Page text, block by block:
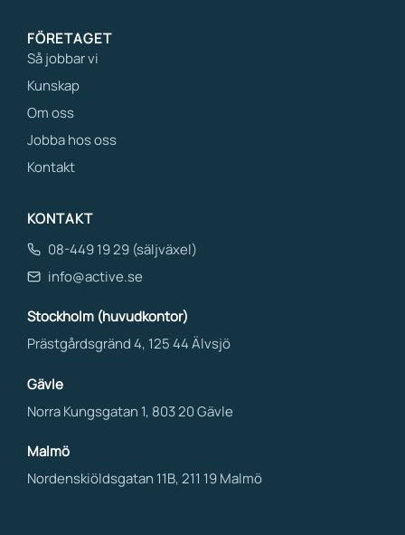
FÖRETAGET
Så jobbar vi
Kunskap
Om oss
Jobba hos oss
Kontakt
KONTAKT
08-449 19 29 (säljväxel)
info@active.se
Stockholm (huvudkontor)
Prästgårdsgränd 4, 125 44 Älvsjö
Gävle
Norra Kungsgatan 1, 803 20 Gävle
Malmö
Nordenskiöldsgatan 11B, 211 19 Malmö